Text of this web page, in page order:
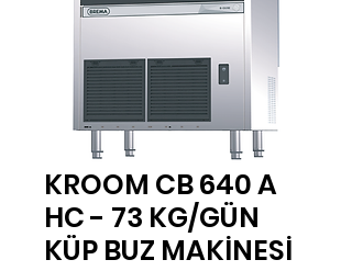
KROOM CB 640 A
HC - 73 KG/GÜN
KÜP BUZ MAKİNESİ